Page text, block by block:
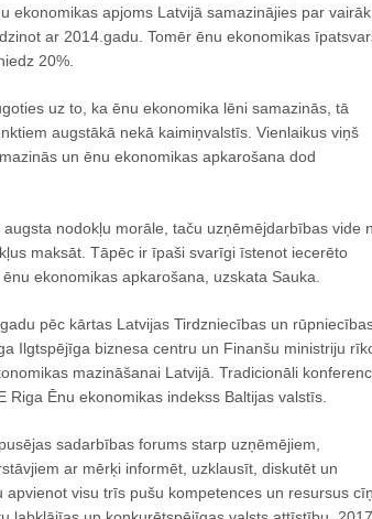
ekonomikas apjoms Latvijā samazinājies par vairāk
ar 2014.gadu. Tomēr ēnu ekonomikas
20%.
uz to, ka ēnu ekonomika lēni samazinās, tā
augstākā nekā kaimiņvalstīs. Vienlaikus viņš
un ēnu ekonomikas apkarošana dod
nodokļu morāle, taču uzņēmējdarbības vide
maksāt. Tāpēc ir īpaši svarīgi īstenot iecerēto
ekonomikas apkarošana, uzskata Sauka.
pēc kārtas Latvijas Tirdzniecības un
Ilgtspējīga biznesa centru un Finanšu ministriju
mazināšanai Latvijā. Tradicionāli
Riga Ēnu ekonomikas indekss Baltijas valstīs.
sadarbības forums starp uzņēmējiem,
ar mērķi informēt, uzklausīt, diskutēt un
apvienot visu trīs pušu kompetences un resursus